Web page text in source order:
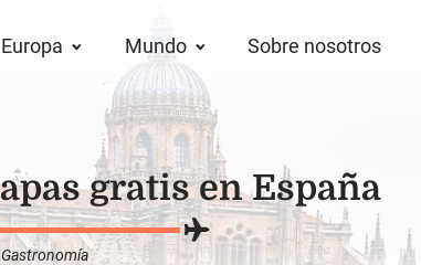
Europa Mundo Sobre nosotros
gratis en España
Gastronomía